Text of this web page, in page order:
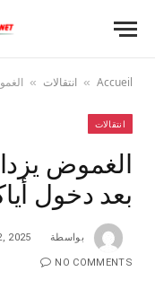
Accueil
» انتقالات »
انتقالات
الغموض
بعد دخول
بواسطة 2025
NO COMMENTS